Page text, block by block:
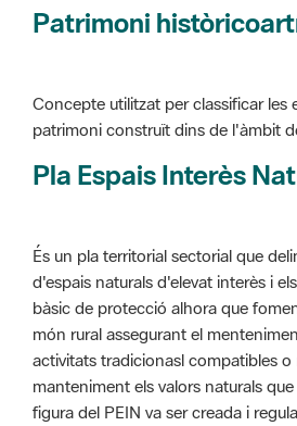
Concepte utilitzat per classificar les
Pla Espais Interès
És un pla territorial sectorial que
món rural assegurant el
activitats tradicionasl compatibles o
manteniment els valors naturals que
figura del PEIN va ser creada i
12/1985, de 13 de juny, d'espais
aprovat per Decret 328/92. El seu
territori de Catalunya i les seves